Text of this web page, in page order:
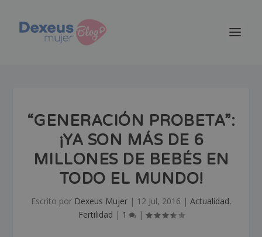
“GENERACIÓN PROBETA”:
¡YA SON MÁS DE 6
MILLONES DE BEBÉS EN
TODO EL MUNDO!
Escrito por Dexeus Mujer| 12 Jul, 2016 | Actualidad,
Fertilidad | 1 |